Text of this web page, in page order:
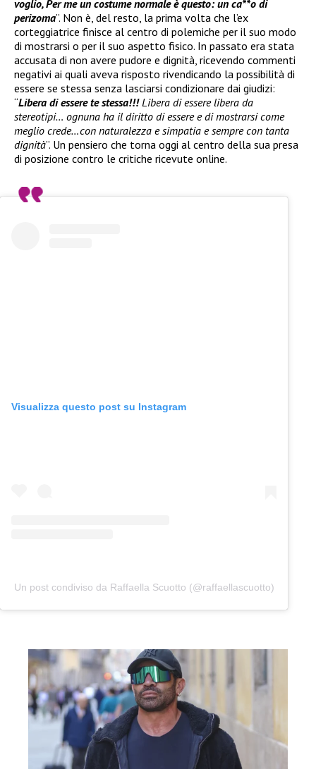
voglio, Per me un costume normale è questo: un ca**o di
perizoma”. Non è, del resto, la prima volta che l’ex
corteggiatrice finisce al centro di polemiche per il suo modo
di mostrarsi o per il suo aspetto fisico. In passato era stata
accusata di non avere pudore e dignità, ricevendo commenti
negativi ai quali aveva risposto rivendicando la possibilità di
essere se stessa senza lasciarsi condizionare dai giudizi:
“Libera di essere te stessa!!!Libera di essere libera da
stereotipi… ognuna ha il diritto di essere e di mostrarsi come
meglio crede…con naturalezza e simpatia e sempre con tanta
dignità”. Un pensiero che torna oggi al centro della sua presa
di posizione contro le critiche ricevute online.
Visualizza questo post su Instagram
Un post condiviso da Raffaella Scuotto (@raffaellascuotto)